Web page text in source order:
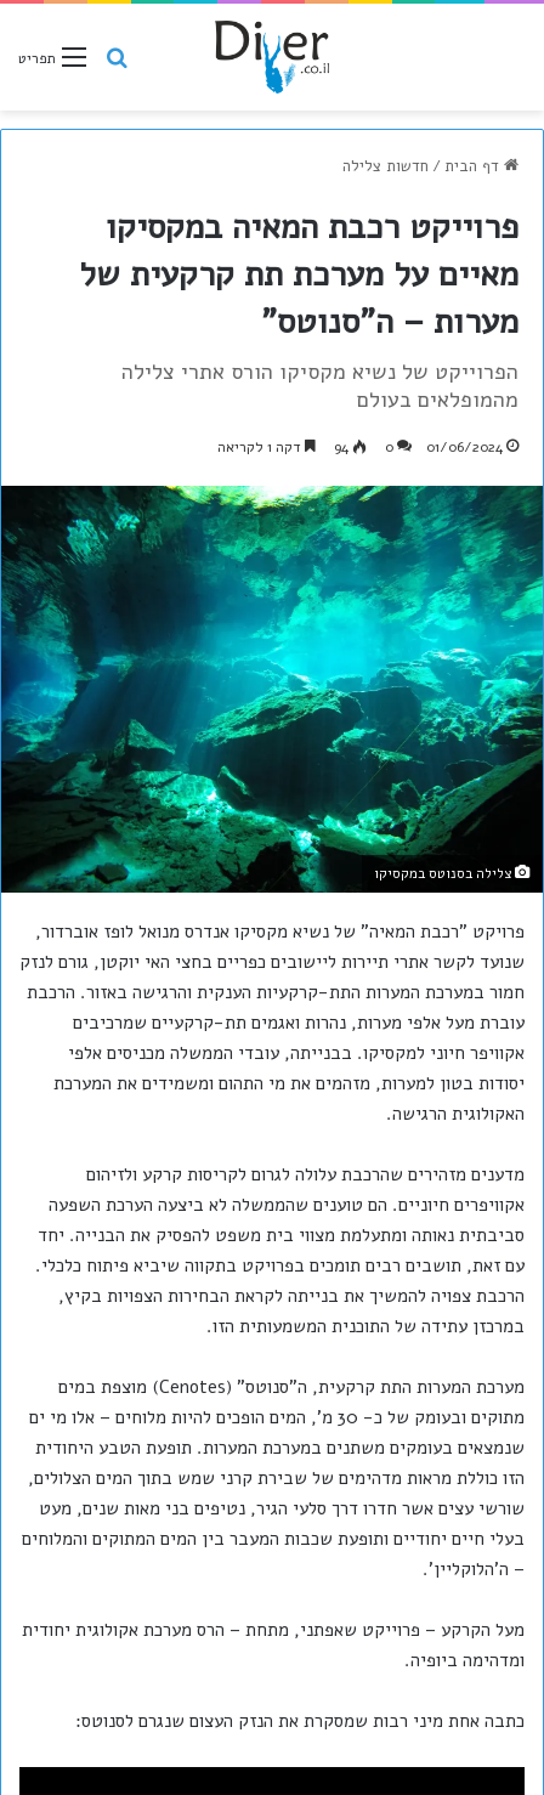
תפריט חיפוש
דף הבית / חדשות צלילה
פרוייקט רכבת המאיה במקסיקו
מאיים על מערכת תת קרקעית של
מערות – ה"סנוטס"
הפרוייקט של נשיא מקסיקו הורס אתרי צלילה
מהמופלאים בעולם
01/06/2024
0
94 דקה 1 לקריאה
צלילה בסנוטס במקסיקו
פרויקט "רכבת המאיה" של נשיא מקסיקו אנדרס מנואל לופז אוברדור,
שנועד לקשר אתרי תיירות ליישובים כפריים בחצי האי יוקטן, גורם לנזק
חמור במערכת המערות התת-קרקעיות הענקית והרגישה באזור. הרכבת
עוברת מעל אלפי מערות, נהרות ואגמים תת-קרקעיים שמרכיבים
אקוויפר חיוני למקסיקו. בבנייתה, עובדי הממשלה מכניסים אלפי
יסודות בטון למערות, מזהמים את מי התהום ומשמידים את המערכת
האקולוגית הרגישה.
מדענים מזהירים שהרכבת עלולה לגרום לקריסות קרקע ולזיהום
אקוויפרים חיוניים. הם טוענים שהממשלה לא ביצעה הערכת השפעה
סביבתית נאותה ומתעלמת מצווי בית משפט להפסיק את הבנייה. יחד
עם זאת, תושבים רבים תומכים בפרויקט בתקווה שיביא פיתוח כלכלי.
הרכבת צפויה להמשיך את בנייתה לקראת הבחירות הצפויות בקיץ,
במרכזן עתידה של התוכנית המשמעותית הזו.
מערכת המערות התת קרקעית, ה"סנוטס" (Cenotes) מוצפת במים
מתוקים ובעומק של כ- 30 מ', המים הופכים להיות מלוחים – אלו מי ים
שנמצאים בעומקים משתנים במערכת המערות. תופעת הטבע היחודית
הזו כוללת מראות מדהימים של שבירת קרני שמש בתוך המים הצלולים,
שורשי עצים אשר חדרו דרך סלעי הגיר, נטיפים בני מאות שנים, מעט
בעלי חיים יחודיים ותופעת שכבות המעבר בין המים המתוקים והמלוחים
– ה'הלוקליין'.
מעל הקרקע – פרוייקט שאפתני, מתחת – הרס מערכת אקולוגית יחודית
ומדהימה ביופיה.
כתבה אחת מיני רבות שמסקרת את הנזק העצום שנגרם לסנוטס: